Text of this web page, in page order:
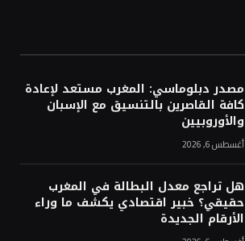
مصدر دبلوماسي: المغرب مستعد لإعادة
كافة القاصرين بالتنسيق مع الإسبان
والأوروبيين
أغسطس 6, 2026
هل تراجع معدل البطالة في المغرب
حقيقي؟ خبير اقتصادي يكشف ما وراء
الأرقام الجديدة